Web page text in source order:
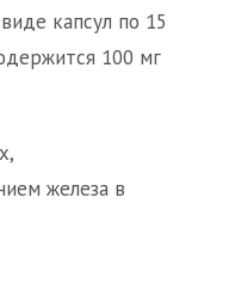
капсул по 15
100 мг
железа в